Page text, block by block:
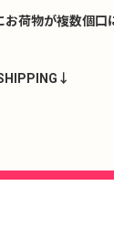
荷物が複数個